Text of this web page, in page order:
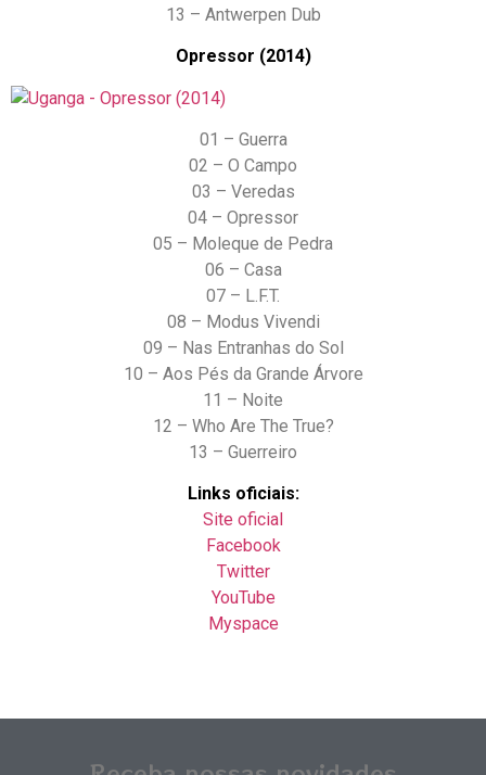
13 – Antwerpen Dub
Opressor (2014)
01 – Guerra
02 – O Campo
03 – Veredas
04 – Opressor
05 – Moleque de Pedra
06 – Casa
07 – L.F.T.
08 – Modus Vivendi
09 – Nas Entranhas do Sol
10 – Aos Pés da Grande Árvore
11 – Noite
12 – Who Are The True?
13 – Guerreiro
Links oficiais:
Site oficial
Facebook
Twitter
YouTube
Myspace